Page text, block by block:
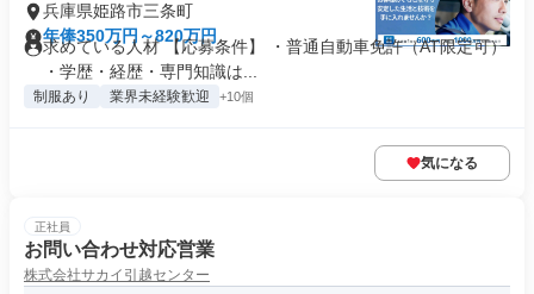
兵庫県姫路市三条町
年俸350万円～820万円
求めている人材 【応募条件】 ・普通自動車免許（AT限定可）
・学歴・経歴・専門知識は...
制服あり 業界未経験歓迎 +10個
気になる
正社員
お問い合わせ対応営業
株式会社サカイ引越センター